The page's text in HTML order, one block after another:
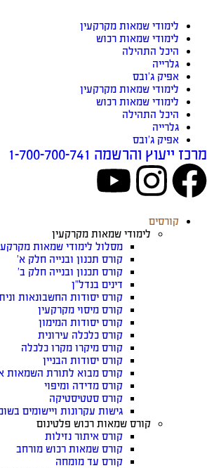
לימודי שמאות מקרקעין
לימודי שמאות רכוש
היכל התהילה
גלרייה
אפיק ג’ובס
לימודי שמאות מקרקעין
לימודי שמאות רכוש
היכל התהילה
גלרייה
אפיק ג’ובס
מרכז ייעוץ והרשמה 1-700-700-741
קורסים
לימודי שמאות מקרקעין
מסלול לימודי שמאות
קורס תכנון ובנייה חלק א’
קורס תכנון ובנייה חלק ב’
דינים בנדל”ן
קורס יסודות החשבונאות
קורס מיסוי מקרקעין
קורס יסודות המימון
קורס כלכלה עירונית
קורס מיקרו מקרו כלכלה
קורס יסודות הבניין
קורס מבוא לתורת השמאות
קורס מדידה ומיפוי
קורס סטטיסטיקה
גישות עקרונות ויישומים
קורס שמאות רכוש פלטינום
קורס איתור נזילות
קורס שמאות רכוש מורחב
קורס עד מומחה